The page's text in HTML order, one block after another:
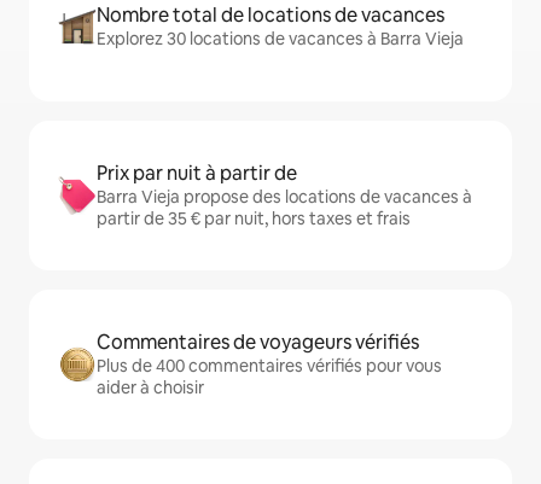
Nombre total de locations de vacances
Explorez 30 locations de vacances à Barra Vieja
Prix par nuit à partir de
Barra Vieja propose des locations de vacances à
partir de 35 € par nuit, hors taxes et frais
Commentaires de voyageurs vérifiés
Plus de 400 commentaires vérifiés pour vous
aider à choisir